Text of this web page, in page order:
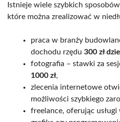
Istnieje wiele szybkich
które można zrealizować w
praca w branży
dochodu rzędu 300 zł
fotografia – stawki za
1000 zł,
zlecenia internetowe
możliwości szybkiego
freelance, oferując